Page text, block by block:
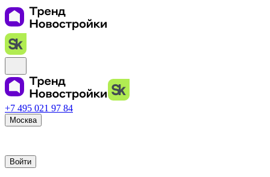
+7 495 021 97 84
Москва
Войти